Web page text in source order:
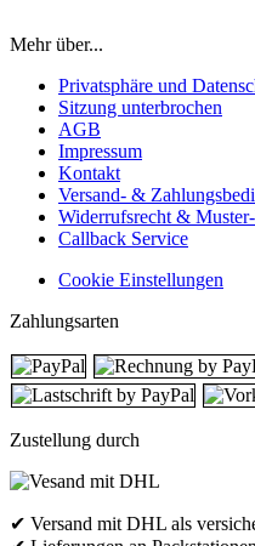
Mehr über...
Privatsphäre und
Sitzung unterbrochen
AGB
Impressum
Kontakt
Versand- &
Widerrufsrecht &
Callback Service
Cookie Einstellungen
Zahlungsarten
Zustellung durch
✔ Versand mit DHL als